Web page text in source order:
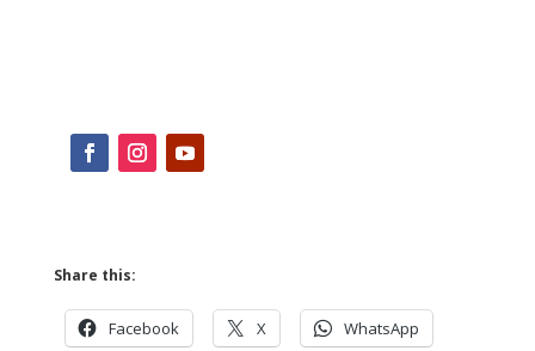
Share this:
Facebook X WhatsApp